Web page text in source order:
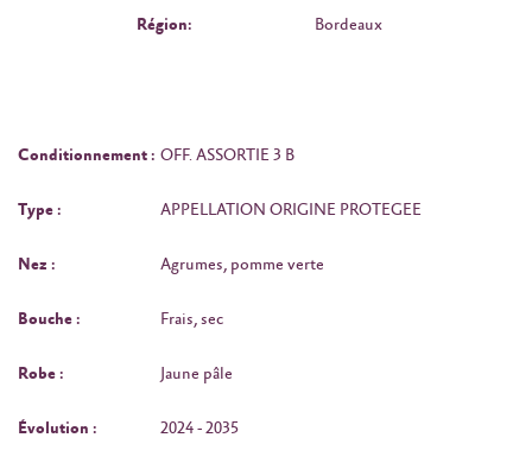
Région: Bordeaux
Conditionnement : OFF. ASSORTIE 3 B
Type : APPELLATION ORIGINE PROTEGEE
Nez : Agrumes, pomme verte
Bouche : Frais, sec
Robe : Jaune pâle
Évolution : 2024 - 2035